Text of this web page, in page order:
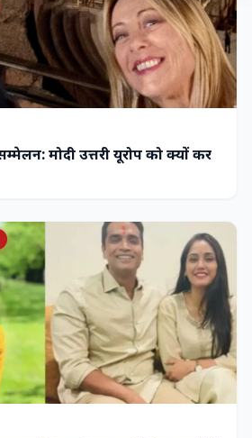
मोदी उत्तरी यूरोप को क्यों कर